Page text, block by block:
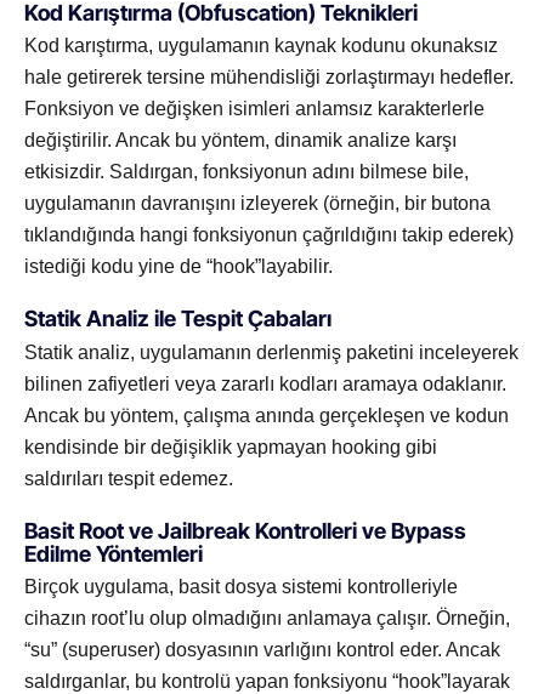
Kod Karıştırma (Obfuscation) Teknikleri
Kod karıştırma, uygulamanın kaynak kodunu okunaksız
hale getirerek tersine mühendisliği zorlaştırmayı hedefler.
Fonksiyon ve değişken isimleri anlamsız karakterlerle
değiştirilir. Ancak bu yöntem, dinamik analize karşı
etkisizdir. Saldırgan, fonksiyonun adını bilmese bile,
uygulamanın davranışını izleyerek (örneğin, bir butona
tıklandığında hangi fonksiyonun çağrıldığını takip ederek)
istediği kodu yine de “hook”layabilir.
Statik Analiz ile Tespit Çabaları
Statik analiz, uygulamanın derlenmiş paketini inceleyerek
bilinen zafiyetleri veya zararlı kodları aramaya odaklanır.
Ancak bu yöntem, çalışma anında gerçekleşen ve kodun
kendisinde bir değişiklik yapmayan hooking gibi
saldırıları tespit edemez.
Basit Root ve Jailbreak Kontrolleri ve Bypass
Edilme Yöntemleri
Birçok uygulama, basit dosya sistemi kontrolleriyle
cihazın root’lu olup olmadığını anlamaya çalışır. Örneğin,
“su” (superuser) dosyasının varlığını kontrol eder. Ancak
saldırganlar, bu kontrolü yapan fonksiyonu “hook”layarak